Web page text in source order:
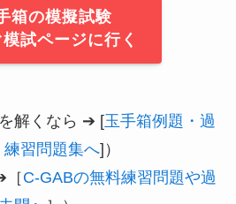
箱の模擬試験
試ページに行く
解くなら ➔ [玉手箱例題・過
練習問題集へ]）
［C-GABの無料練習問題や過